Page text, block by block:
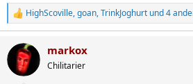
R
e
k
i
HighScoville,goan,TrinkJoghurt und 4
markox
Chilitarier